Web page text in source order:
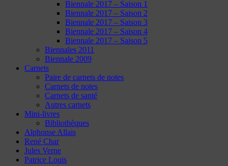
Biennale 2017 – Saison 1
Biennale 2017 – Saison 2
Biennale 2017 – Saison 3
Biennale 2017 – Saison 4
Biennale 2017 – Saison 5
Biennales 2011
Biennale 2009
Carnets
Paire de carnets de notes
Carnets de notes
Carnets de santé
Autres carnets
Mini-livres
Bibliothèques
Alphonse Allais
René Char
Jules Verne
Patrice Louis